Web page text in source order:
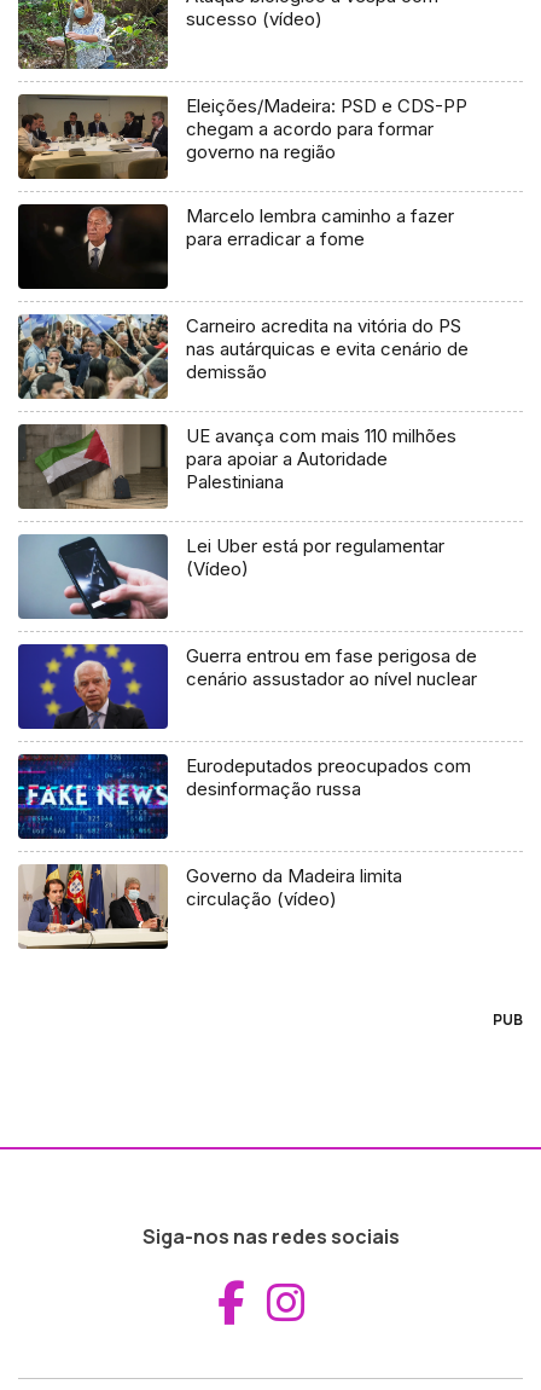
sucesso (vídeo)
Eleições/Madeira: PSD e CDS-PP
chegam a acordo para formar
governo na região
Marcelo lembra caminho a fazer
para erradicar a fome
Carneiro acredita na vitória do PS
nas autárquicas e evita cenário de
demissão
UE avança com mais 110 milhões
para apoiar a Autoridade
Palestiniana
Lei Uber está por regulamentar
(Vídeo)
Guerra entrou em fase perigosa de
cenário assustador ao nível nuclear
Eurodeputados preocupados com
desinformação russa
Governo da Madeira limita
circulação (vídeo)
PUB
Siga-nos nas redes sociais
Aceder ao